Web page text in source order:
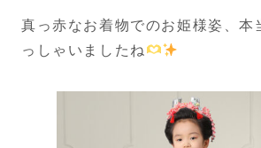
真っ赤なお着物でのお姫様姿、本
っしゃいましたね